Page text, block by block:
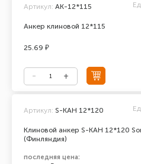
Анкер клиновой 12*115
Артикул: АК-12*115
25.69 ₽
Клиновой анкер S-KAH 12*120
(Финляндия)
Артикул: S-KAH 12*120
последняя цена: